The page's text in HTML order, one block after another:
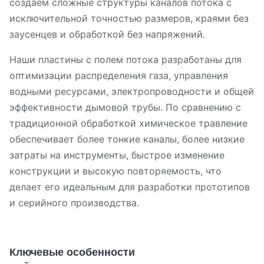
создаем сложные структуры каналов потока с
исключительной точностью размеров, краями без
заусенцев и обработкой без напряжений.
Наши пластины с полем потока разработаны для
оптимизации распределения газа, управления
водными ресурсами, электропроводности и общей
эффективности дымовой трубы. По сравнению с
традиционной обработкой химическое травление
обеспечивает более тонкие каналы, более низкие
затраты на инструменты, быстрое изменение
конструкции и высокую повторяемость, что
делает его идеальным для разработки прототипов
и серийного производства.
Ключевые особенности